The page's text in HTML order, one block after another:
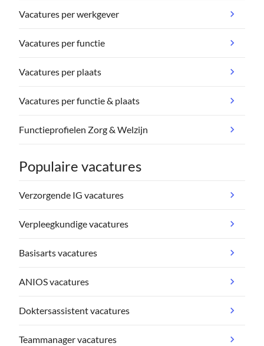
Vacatures per werkgever
Vacatures per functie
Vacatures per plaats
Vacatures per functie & plaats
Functieprofielen Zorg & Welzijn
Populaire vacatures
Verzorgende IG vacatures
Verpleegkundige vacatures
Basisarts vacatures
ANIOS vacatures
Doktersassistent vacatures
Teammanager vacatures